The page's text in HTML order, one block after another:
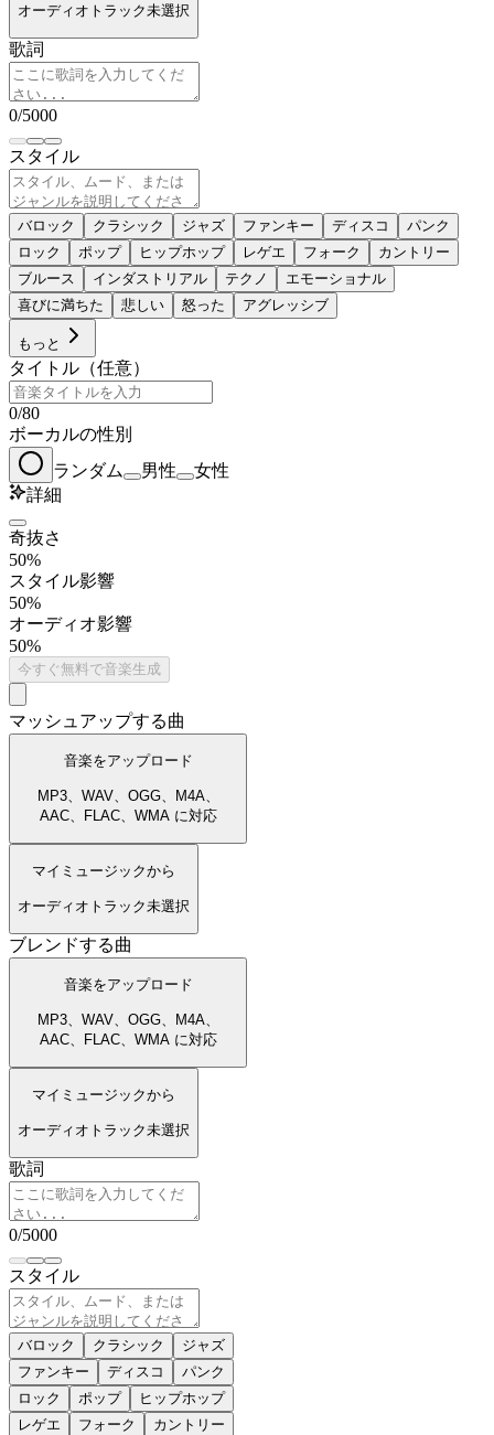
オーディオトラック未選択
歌詞
0/5000
スタイル
バロック クラシック ジャズ ファンキー ディスコ
パンク
ロック
ポップ ヒップホップ レゲエ フォーク
カントリー
ブルース
インダストリアル テクノ
エモーショナル
喜びに満ちた
悲しい 怒った アグレッシブ
もっと
タイトル（任意）
0/80
ボーカルの性別
ランダム
男性
女性
詳細
奇抜さ
50%
スタイル影響
50%
オーディオ影響
50%
今すぐ無料で音楽生成
マッシュアップする曲
音楽をアップロード
MP3、WAV、OGG、M4A、
AAC、FLAC、WMA に対応
マイミュージックから
オーディオトラック未選択
ブレンドする曲
音楽をアップロード
MP3、WAV、OGG、M4A、
AAC、FLAC、WMA に対応
マイミュージックから
オーディオトラック未選択
歌詞
0/5000
スタイル
バロック クラシック
ジャズ
ファンキー
ディスコ
パンク
ロック
ポップ
ヒップホップ
レゲエ
フォーク カントリー